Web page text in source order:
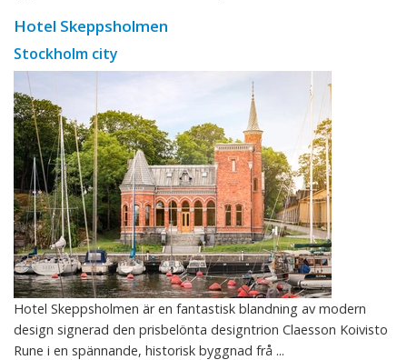
Hotel Skeppsholmen
Stockholm city
Hotel Skeppsholmen är en fantastisk blandning av modern
design signerad den prisbelönta designtrion Claesson Koivisto
Rune i en spännande, historisk byggnad frå ...